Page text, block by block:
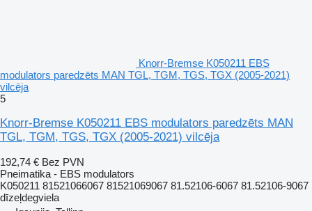
Knorr-Bremse K050211 EBS
modulators paredzēts MAN TGL, TGM, TGS, TGX (2005-2021)
vilcēja
5
Knorr-Bremse K050211 EBS modulators paredzēts MAN
TGL, TGM, TGS, TGX (2005-2021) vilcēja
192,74 € Bez PVN
Pneimatika - EBS modulators
K050211 81521066067 81521069067 81.52106-6067 81.52106-9067
dīzeļdegviela